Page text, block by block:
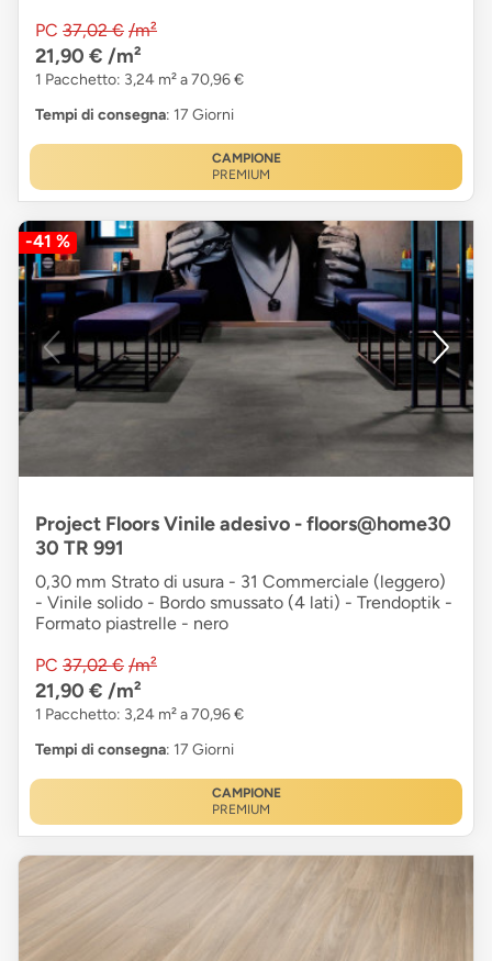
PC 37,02 € /m²
21,90 € /m²
1 Pacchetto: 3,24 m² a 70,96 €
Tempi di consegna: 17 Giorni
CAMPIONE
PREMIUM
-41 %
Project Floors Vinile adesivo - floors@home30
30 TR 991
0,30 mm Strato di usura - 31 Commerciale (leggero)
- Vinile solido - Bordo smussato (4 lati) - Trendoptik -
Formato piastrelle - nero
PC 37,02 € /m²
21,90 € /m²
1 Pacchetto: 3,24 m² a 70,96 €
Tempi di consegna: 17 Giorni
CAMPIONE
PREMIUM